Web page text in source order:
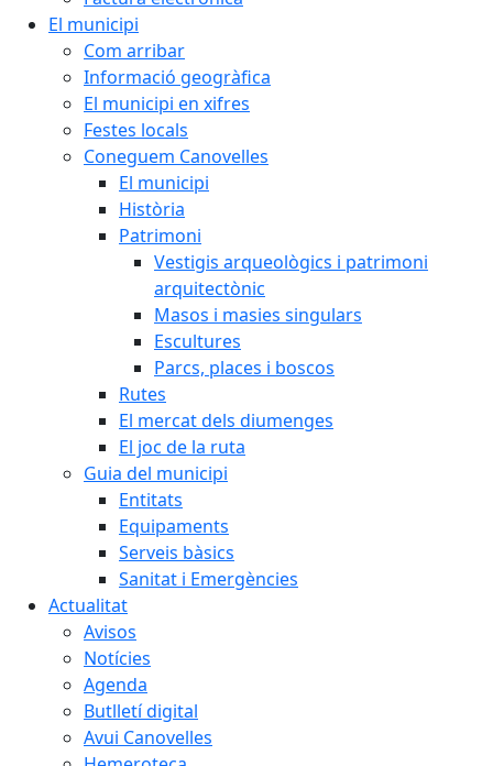
El municipi
Com arribar
Informació geogràfica
El municipi en xifres
Festes locals
Coneguem Canovelles
El municipi
Història
Patrimoni
Vestigis arqueològics i patrimoni
arquitectònic
Masos i masies singulars
Escultures
Parcs, places i boscos
Rutes
El mercat dels diumenges
El joc de la ruta
Guia del municipi
Entitats
Equipaments
Serveis bàsics
Sanitat i Emergències
Actualitat
Avisos
Notícies
Agenda
Butlletí digital
Avui Canovelles